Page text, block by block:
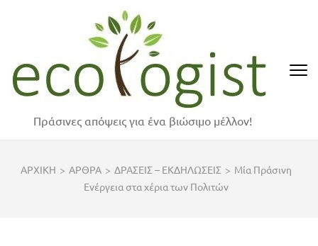
Enter)
Πράσινες απόψεις για ένα βιώσιμο μέλλον!
ΑΡΧΙΚΗ > ΑΡΘΡΑ > ΔΡΑΣΕΙΣ – ΕΚΔΗΛΩΣΕΙΣ > Μία Πράσινη
Ενέργεια στα χέρια των Πολιτών